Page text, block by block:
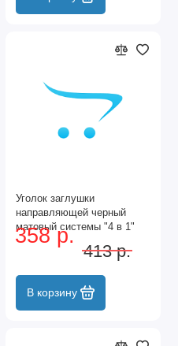
Уголок заглушки
направляющей черный
матовый системы "4 в 1"
Aristo
358 р.
413 р.
В корзину